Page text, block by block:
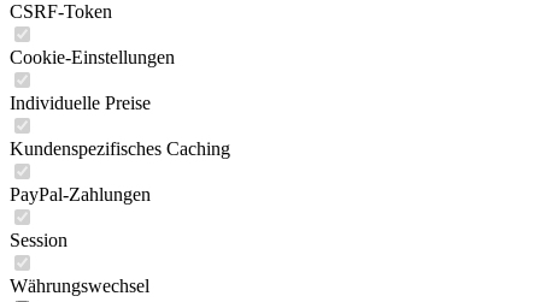
CSRF-Token
Cookie-Einstellungen
Individuelle Preise
Kundenspezifisches Caching
PayPal-Zahlungen
Session
Währungswechsel